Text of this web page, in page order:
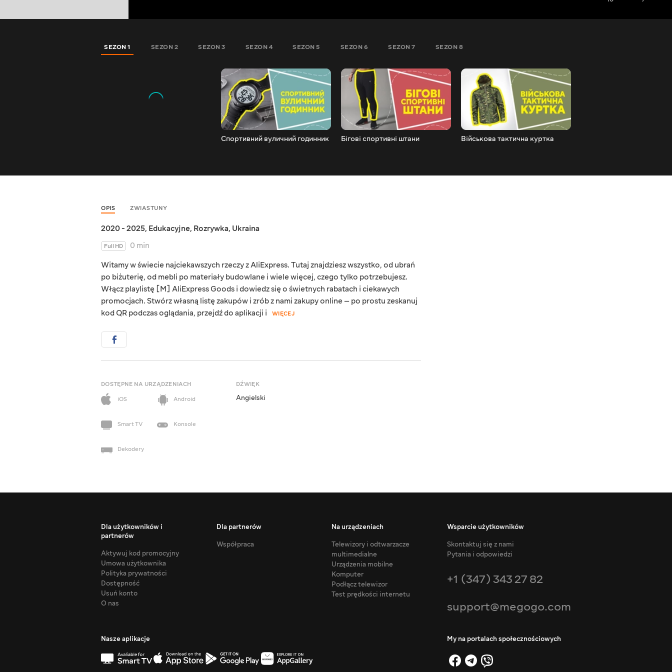
SEZON 1 SEZON 2 SEZON 3 SEZON 4 SEZON 5 SEZON 6 SEZON 7 SEZON 8
Спортивний вуличний годинник Бігові спортивні штани Військова тактична куртка
OPIS ZWIASTUNY
2020 - 2025, Edukacyjne, Rozrywka, Ukraina
Full HD
0 min
Witamy w świecie najciekawszych rzeczy z AliExpress. Tutaj znajdziesz wszystko, od ubrań
po biżuterię, od mebli po materiały budowlane i wiele więcej, czego tylko potrzebujesz.
Włącz playlistę [M] AliExpress Goods i dowiedz się o świetnych rabatach i ciekawych
promocjach. Stwórz własną listę zakupów i zrób z nami zakupy online — po prostu zeskanuj
kod QR podczas oglądania, przejdź do aplikacji i
WIĘCEJ
DOSTĘPNE NA URZĄDZENIACH
iOS
Android
Smart TV Konsole
Dekodery
DŹWIĘK
Angielski
Dla użytkowników i
partnerów
Aktywuj kod promocyjny
Umowa użytkownika
Polityka prywatności
Dostępność
Usuń konto
O nas
Dla partnerów
Współpraca
Na urządzeniach
Telewizory i odtwarzacze
multimedialne
Urządzenia mobilne
Komputer
Podłącz telewizor
Test prędkości internetu
Wsparcie użytkowników
Skontaktuj się z nami
Pytania i odpowiedzi
+1 (347) 343 27 82
support@megogo.com
Nasze aplikacje My na portalach społecznościowych